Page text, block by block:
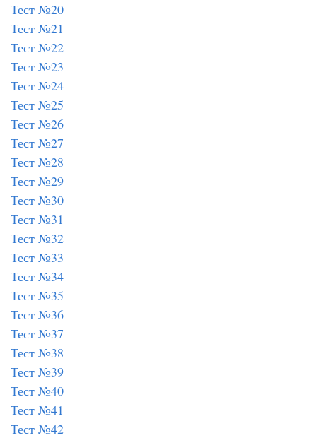
Тест №20
Тест №21
Тест №22
Тест №23
Тест №24
Тест №25
Тест №26
Тест №27
Тест №28
Тест №29
Тест №30
Тест №31
Тест №32
Тест №33
Тест №34
Тест №35
Тест №36
Тест №37
Тест №38
Тест №39
Тест №40
Тест №41
Тест №42